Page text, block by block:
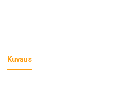
Kuvaus